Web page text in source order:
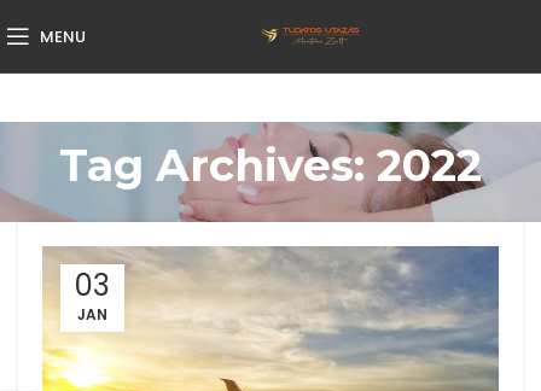
MENU
Tag Archives: 2022
03
JAN